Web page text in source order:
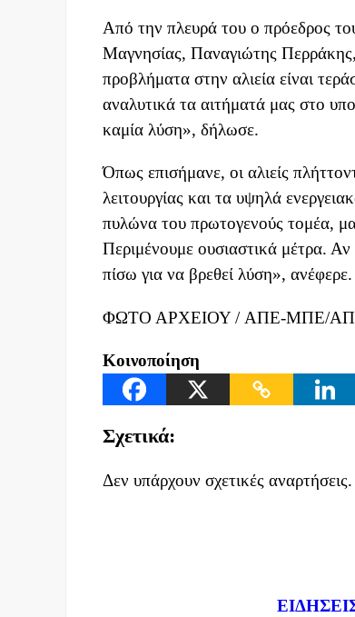
Από την πλευρά του ο πρόεδρος
Μαγνησίας, Παναγιώτης
προβλήματα στην αλιεία είναι
αναλυτικά τα αιτήματά μας στο
καμία λύση», δήλωσε.
Όπως επισήμανε, οι αλιείς
λειτουργίας και τα υψηλά
πυλώνα του πρωτογενούς τομέα,
Περιμένουμε ουσιαστικά μέτρα.
πίσω για να βρεθεί λύση», ανέφερε.
ΦΩΤΟ ΑΡΧΕΙΟΥ / ΑΠΕ-ΜΠΕ/
Κοινοποίηση
Σχετικά:
Δεν υπάρχουν σχετικές αναρτήσεις.